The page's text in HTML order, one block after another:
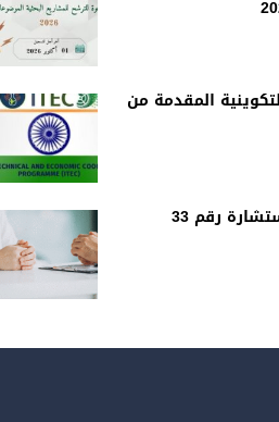
المقدمة من
رقم 33